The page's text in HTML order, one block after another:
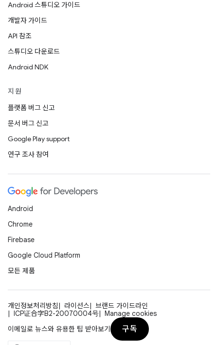
Android 스튜디오 가이드
개발자 가이드
API 참조
스튜디오 다운로드
Android NDK
지원
플랫폼 버그 신고
문서 버그 신고
Google Play support
연구 조사 참여
Android
Chrome
Firebase
Google Cloud Platform
모든 제품
개인정보처리방침 라이선스
브랜드 가이드라인
ICP证合字B2-20070004号
Manage cookies
이메일로 뉴스와 유용한 팁 받아보기
구독